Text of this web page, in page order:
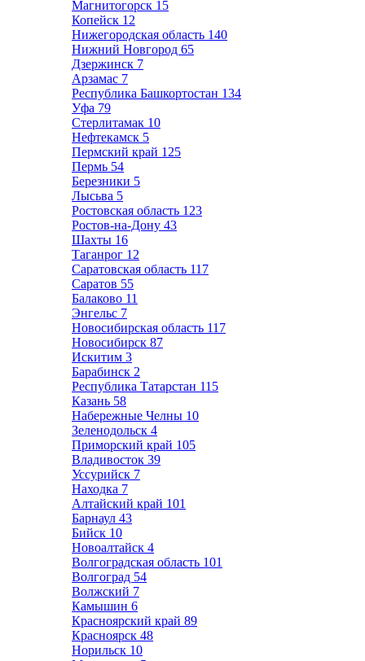
Магнитогорск 15
Копейск 12
Нижегородская область 140
Нижний Новгород 65
Дзержинск 7
Арзамас 7
Республика Башкортостан 134
Уфа 79
Стерлитамак 10
Нефтекамск 5
Пермский край 125
Пермь 54
Березники 5
Лысьва 5
Ростовская область 123
Ростов-на-Дону 43
Шахты 16
Таганрог 12
Саратовская область 117
Саратов 55
Балаково 11
Энгельс 7
Новосибирская область 117
Новосибирск 87
Искитим 3
Барабинск 2
Республика Татарстан 115
Казань 58
Набережные Челны 10
Зеленодольск 4
Приморский край 105
Владивосток 39
Уссурийск 7
Находка 7
Алтайский край 101
Барнаул 43
Бийск 10
Новоалтайск 4
Волгоградская область 101
Волгоград 54
Волжский 7
Камышин 6
Красноярский край 89
Красноярск 48
Норильск 10